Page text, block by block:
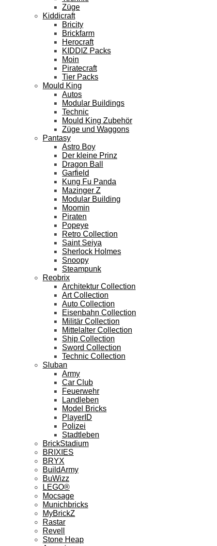
Züge
Kiddicraft
Bricity
Brickfarm
Herocraft
KIDDIZ Packs
Moin
Piratecraft
Tier Packs
Mould King
Autos
Modular Buildings
Technic
Mould King Zubehör
Züge und Waggons
Pantasy
Astro Boy
Der kleine Prinz
Dragon Ball
Garfield
Kung Fu Panda
Mazinger Z
Modular Building
Moomin
Piraten
Popeye
Retro Collection
Saint Seiya
Sherlock Holmes
Snoopy
Steampunk
Reobrix
Architektur Collection
Art Collection
Auto Collection
Eisenbahn Collection
Militär Collection
Mittelalter Collection
Ship Collection
Sword Collection
Technic Collection
Sluban
Army
Car Club
Feuerwehr
Landleben
Model Bricks
PlayerID
Polizei
Stadtleben
BrickStadium
BRIXIES
BRYX
BuildArmy
BuWizz
LEGO®
Mocsage
Munichbricks
MyBrickZ
Rastar
Revell
Stone Heap